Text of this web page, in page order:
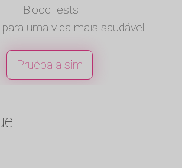
iBloodTests
uma vida mais saudável.
Pruébala sim